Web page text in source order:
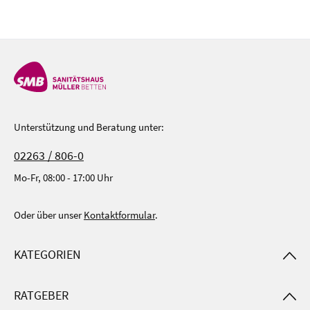
Unterstützung und Beratung unter:
02263 / 806-0
Mo-Fr, 08:00 - 17:00 Uhr
Oder über unserKontaktformular.
KATEGORIEN
RATGEBER